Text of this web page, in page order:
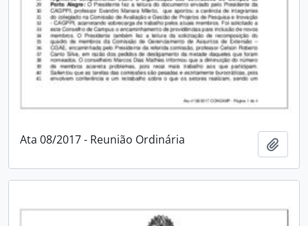
Ata 08/2017 - Reunião Ordinária